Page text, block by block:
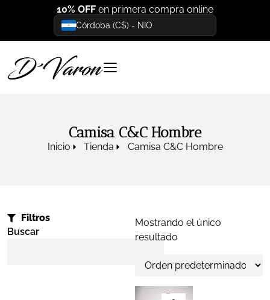
10% OFF en primera compra online
Córdoba (C$) - NIO
Camisa C&c Hombre
Inicio Tienda Camisa C&c Hombre
Filtros
Buscar
Mostrando el único
resultado